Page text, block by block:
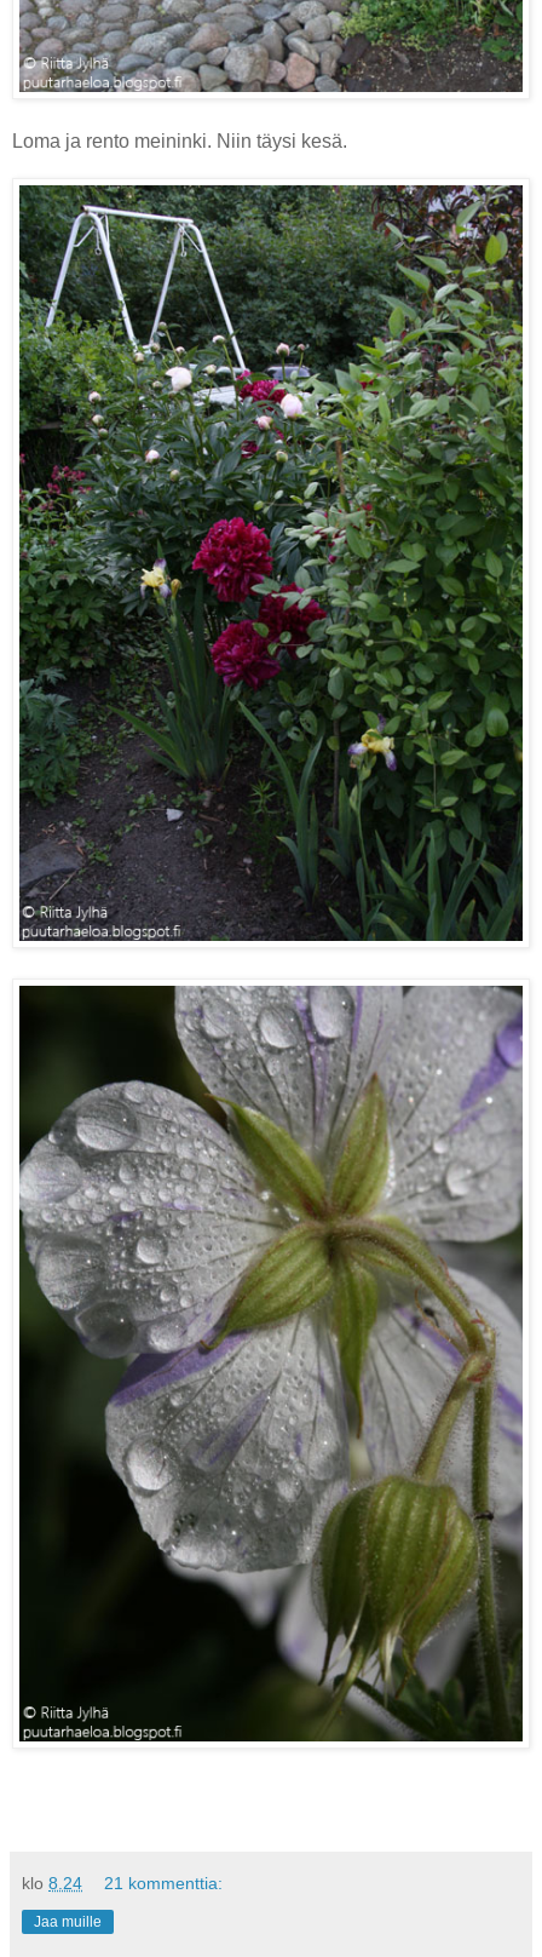
Loma ja rento meininki. Niin täysi kesä.
klo 8.24 21 kommenttia:
Jaa muille